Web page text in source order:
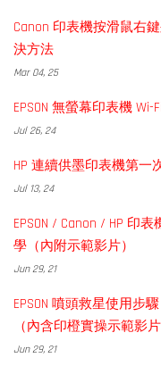
Canon 印表機按滑鼠右
決方法
Mar 04, 25
EPSON 無螢幕印表機
Jul 26, 24
HP 連續供墨印表機第
Jul 13, 24
EPSON / Canon / HP 印
學（內附示範影片）
Jun 29, 21
EPSON 噴頭救星使用步
（內含印橙實操示範影片
Jun 29, 21